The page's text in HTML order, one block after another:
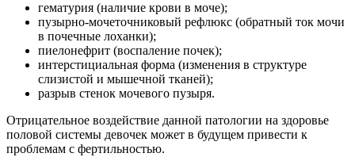
гематурия (наличие крови в моче);
пузырно-мочеточниковый рефлюкс (обратный ток мочи
в почечные лоханки);
пиелонефрит (воспаление почек);
интерстициальная форма (изменения в структуре
слизистой и мышечной тканей);
разрыв стенок мочевого пузыря.
Отрицательное воздействие данной патологии на здоровье
половой системы девочек может в будущем привести к
проблемам с фертильностью.